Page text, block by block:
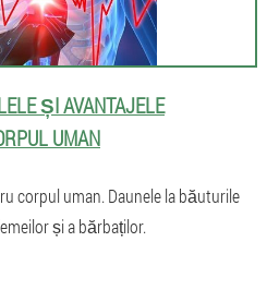
ȘI AVANTAJELE
UMAN
corpul uman. Daunele la băuturile
și a bărbaților.